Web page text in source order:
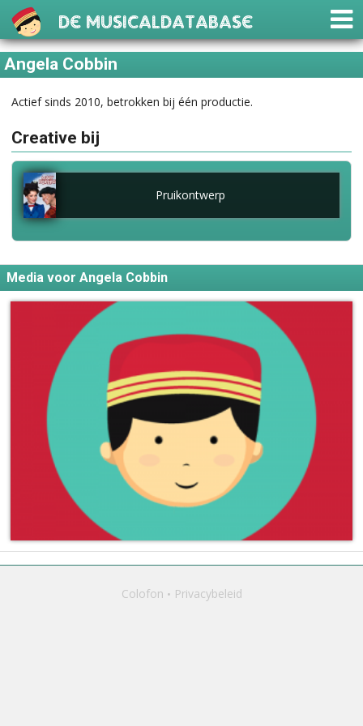
De Musicaldatabase
Angela Cobbin
Actief sinds 2010, betrokken bij één productie.
Creative bij
Pruikontwerp
Media voor Angela Cobbin
Colofon Privacybeleid